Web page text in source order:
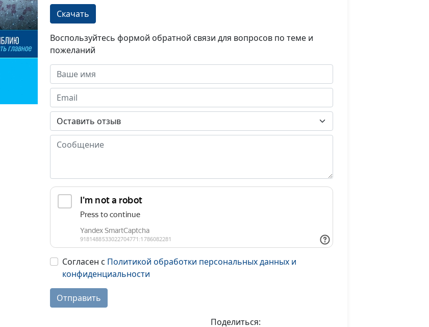
Скачать
Воспользуйтесь формой обратной связи для вопросов по теме и
пожеланий
Согласен с Политикой обработки персональных данных и
конфиденциальности
Отправить
Поделиться: